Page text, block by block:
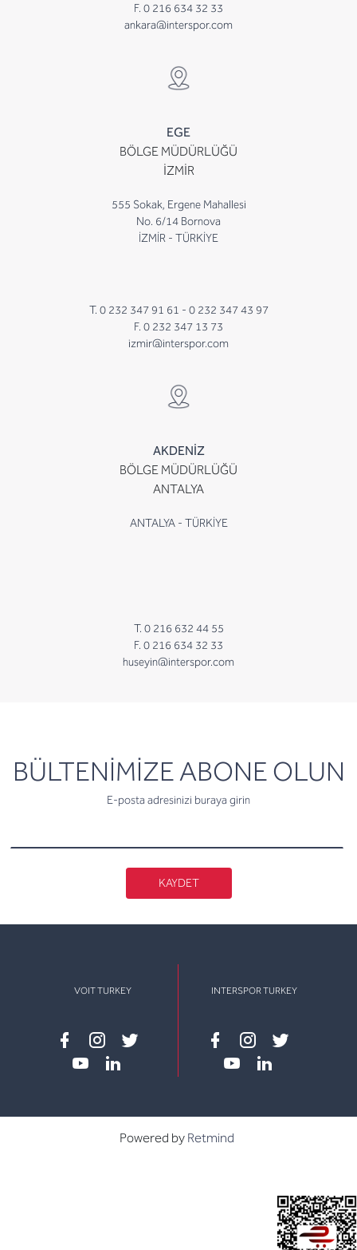
F. 0 216 634 32 33
ankara@interspor.com
EGE
BÖLGE MÜDÜRLÜĞÜ
İZMİR
555 Sokak, Ergene Mahallesi
No. 6/14 Bornova
İZMİR - TÜRKİYE
T. 0 232 347 91 61 - 0 232 347 43 97
F. 0 232 347 13 73
izmir@interspor.com
AKDENİZ
BÖLGE MÜDÜRLÜĞÜ
ANTALYA
ANTALYA - TÜRKİYE
T. 0 216 632 44 55
F. 0 216 634 32 33
huseyin@interspor.com
BÜLTENİMİZE ABONE OLUN
E-posta adresinizi buraya girin
newsletter
KAYDET
VOIT TURKEY
Facebook
instagram
twitter
INTERSPOR TURKEY
Facebook
instagram
twitter
Powered by Retmind